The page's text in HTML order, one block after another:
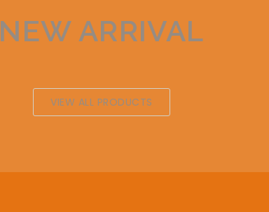
NEW ARRIVAL
VIEW ALL PRODUCTS